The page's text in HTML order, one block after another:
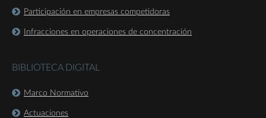
Participación en empresas competidoras
Infracciones en operaciones de concentración
BIBLIOTECA DIGITAL
Marco Normativo
Actuaciones